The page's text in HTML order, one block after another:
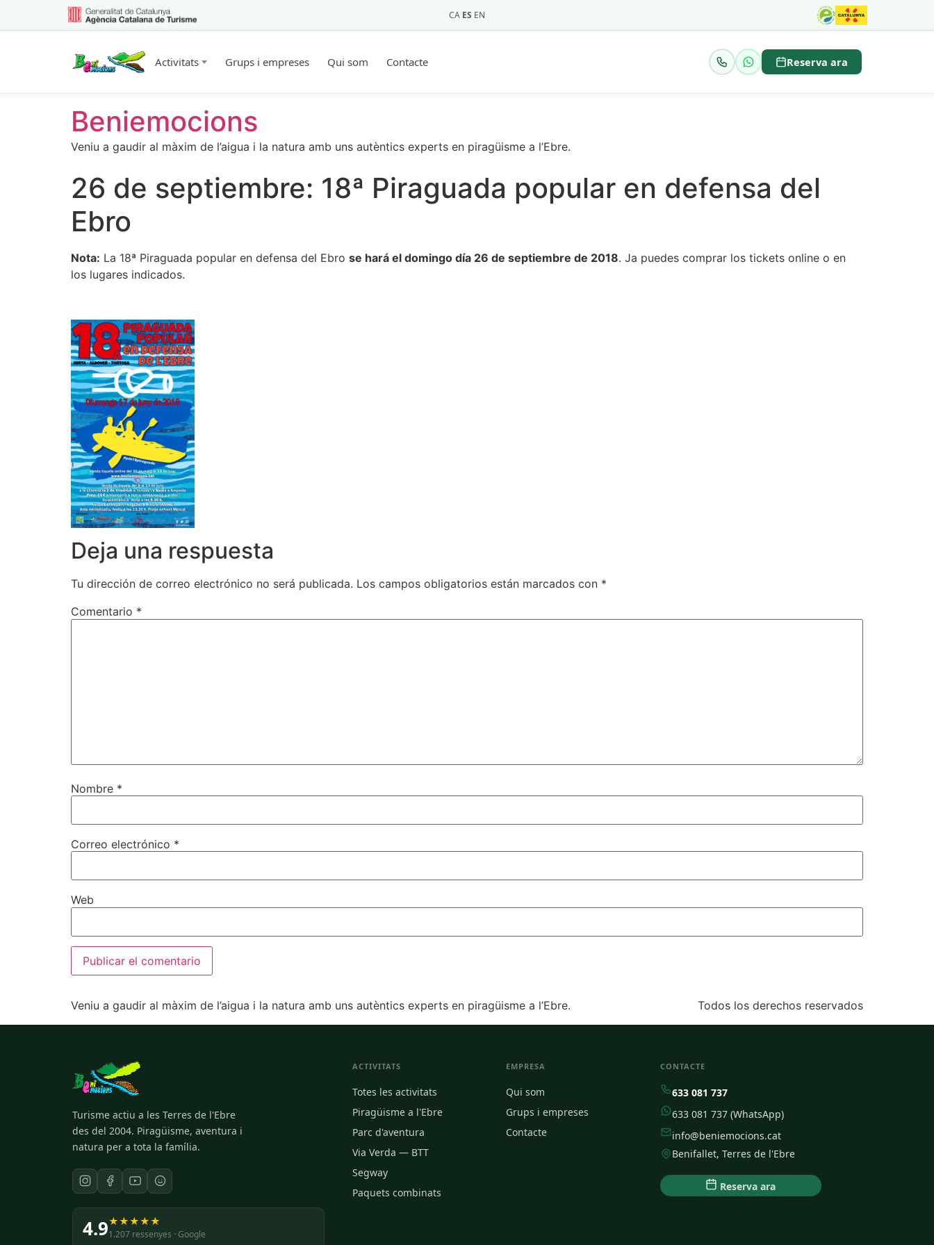
CA ES EN
Activitats Grups i empreses Qui som Contacte Reserva ara
Beniemocions
Veniu a gaudir al màxim de l’aigua i la natura amb uns autèntics experts en piragüisme a l’Ebre.
26 de septiembre: 18ª Piraguada popular en defensa del
Ebro
Nota: La 18ª Piraguada popular en defensa del Ebro se hará el domingo día 26 de septiembre de 2018. Ja puedes comprar los tickets online o en
los lugares indicados.
Deja una respuesta
Tu dirección de correo electrónico no será publicada. Los campos obligatorios están marcados con *
Comentario *
Nombre *
Correo electrónico *
Web
Veniu a gaudir al màxim de l’aigua i la natura amb uns autèntics experts en piragüisme a l’Ebre. Todos los derechos reservados
Turisme actiu a les Terres de l'Ebre
des del 2004. Piragüisme, aventura i
natura per a tota la família.
4.9★★★★★
1.207 ressenyes · Google
ACTIVITATS
Totes les activitats
Piragüisme a l'Ebre
Parc d'aventura
Via Verda — BTT
Segway
Paquets combinats
EMPRESA
Qui som
Grups i empreses
Contacte
CONTACTE
633 081 737
633 081 737 (WhatsApp)
info@beniemocions.cat
Benifallet, Terres de l'Ebre
Reserva ara